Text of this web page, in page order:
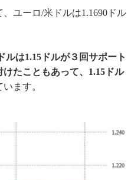
ユーロ/米ドルは1.1690ドル
ルは1.15ドルが３回サポート
たこともあって、1.15ドル
ます。